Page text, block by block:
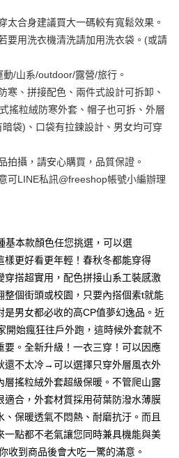
上)免運費
以上)免運費
以上)免運費
以上)免運費
太合身建議買大一碼較有寬鬆效果。
要用洗衣機清洗請加用洗衣袋。(或請
/山系/outdoor/露營/旅行。
寒、拼接配色、兩件式設計可拆卸、
搖粒絨防寒外套、帽子也可拆、外層
袋)、口袋有拉鍊設計、男女均可穿
拍攝，請安心購買，品質保證。
可LINE私訊@freeshop帳號小編辦理
基本款顏色任您挑選，可以選
更好看更年輕！春秋冬都能穿得
穿搭超實用，配色拼接山系工裝感激
整個街頭或校園，只要內搭個素t就能
是男女都必收的高CP值夢幻逸品。近
開始瘋狂往戶外跑，這時候外套就不
要。全新升級！一衣三穿！可以因應
還不太冷→可以選擇只穿外層風衣外
搖粒絨外套超級保暖。不管爬山露
適合，外套材質採用荷葉防潑水薄膜
保暖透氣不悶熱、耐磨抗汙。而且
一點都不老氣讓您同時兼具機能與美
收到商品後會大吃一驚的滿意。